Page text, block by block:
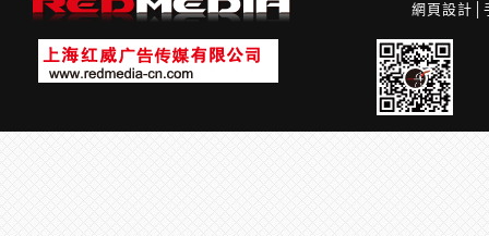
網頁設計